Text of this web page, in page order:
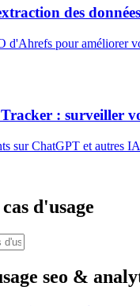
des
d'Ahrefs pour améliorer
: surveiller
sur ChatGPT et autres
d'usage
seo &